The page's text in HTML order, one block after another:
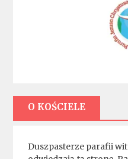
O KOŚCIELE
Duszpasterze parafii